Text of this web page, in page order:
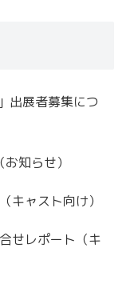
出展者募集につ
知らせ）
キャスト向け）
せレポート（キ